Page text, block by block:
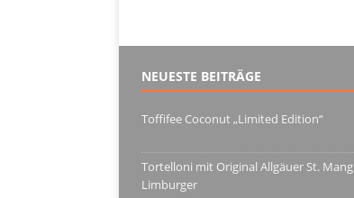
NEUESTE BEITRÄGE
Toffifee Coconut „Limited Edition“
Tortelloni mit Original Allgäuer St. Mang
Limburger